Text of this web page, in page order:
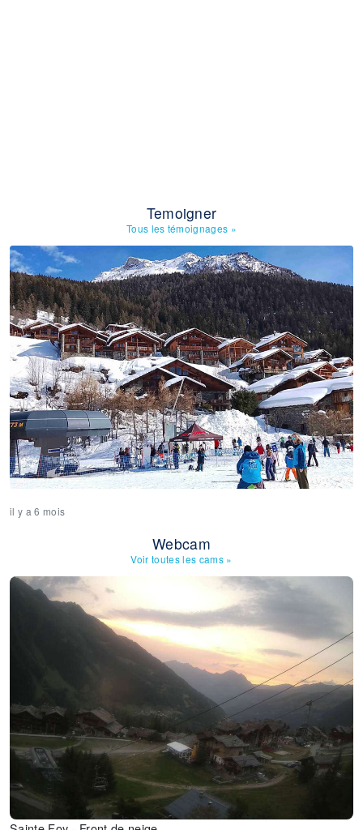
Temoigner
Tous les témoignages »
il y a 6 mois
Webcam
Voir toutes les cams »